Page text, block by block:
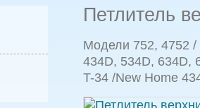
Петлитель
Модели 752, 4752 /
434D, 534D, 634D,
T-34 /New Home